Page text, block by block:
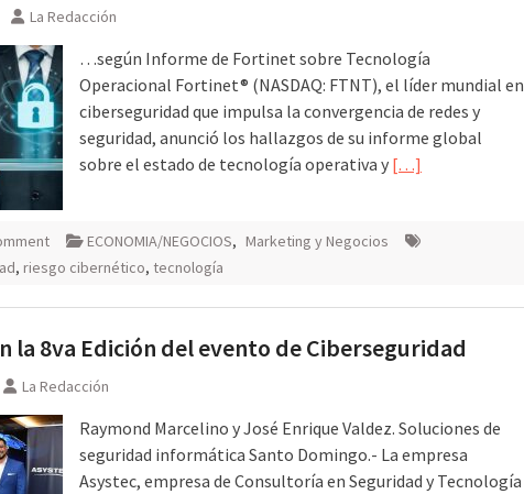
La Redacción
…según Informe de Fortinet sobre Tecnología
Operacional Fortinet® (NASDAQ: FTNT), el líder mundial en
ciberseguridad que impulsa la convergencia de redes y
seguridad, anunció los hallazgos de su informe global
sobre el estado de tecnología operativa y […]
ECONOMIA/NEGOCIOS, Marketing y Negocios
, riesgo cibernético, tecnología
la 8va Edición del evento de Ciberseguridad
La Redacción
Raymond Marcelino y José Enrique Valdez. Soluciones de
seguridad informática Santo Domingo.- La empresa
Asystec, empresa de Consultoría en Seguridad y Tecnología